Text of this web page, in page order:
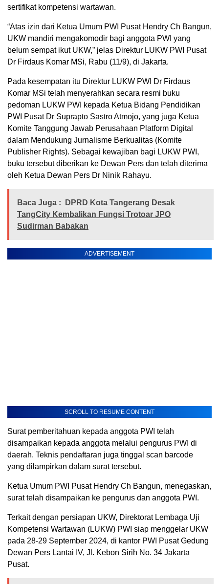
sertifikat kompetensi wartawan.
“Atas izin dari Ketua Umum PWI Pusat Hendry Ch Bangun,
UKW mandiri mengakomodir bagi anggota PWI yang
belum sempat ikut UKW,” jelas Direktur LUKW PWI Pusat
Dr Firdaus Komar MSi, Rabu (11/9), di Jakarta.
Pada kesempatan itu Direktur LUKW PWI Dr Firdaus
Komar MSi telah menyerahkan secara resmi buku
pedoman LUKW PWI kepada Ketua Bidang Pendidikan
PWI Pusat Dr Suprapto Sastro Atmojo, yang juga Ketua
Komite Tanggung Jawab Perusahaan Platform Digital
dalam Mendukung Jurnalisme Berkualitas (Komite
Publisher Rights). Sebagai kewajiban bagi LUKW PWI,
buku tersebut diberikan ke Dewan Pers dan telah diterima
oleh Ketua Dewan Pers Dr Ninik Rahayu.
Baca Juga :
DPRD Kota Tangerang Desak
TangCity Kembalikan Fungsi Trotoar JPO
Sudirman Babakan
ADVERTISEMENT
SCROLL TO RESUME CONTENT
Surat pemberitahuan kepada anggota PWI telah
disampaikan kepada anggota melalui pengurus PWI di
daerah. Teknis pendaftaran juga tinggal scan barcode
yang dilampirkan dalam surat tersebut.
Ketua Umum PWI Pusat Hendry Ch Bangun, menegaskan,
surat telah disampaikan ke pengurus dan anggota PWI.
Terkait dengan persiapan UKW, Direktorat Lembaga Uji
Kompetensi Wartawan (LUKW) PWI siap menggelar UKW
pada 28-29 September 2024, di kantor PWI Pusat Gedung
Dewan Pers Lantai IV, Jl. Kebon Sirih No. 34 Jakarta
Pusat.